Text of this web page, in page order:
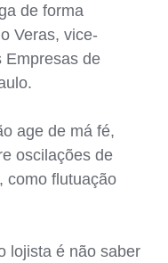
de forma
Veras, vice-
Empresas de
age de má fé,
oscilações de
como flutuação
lojista é não saber